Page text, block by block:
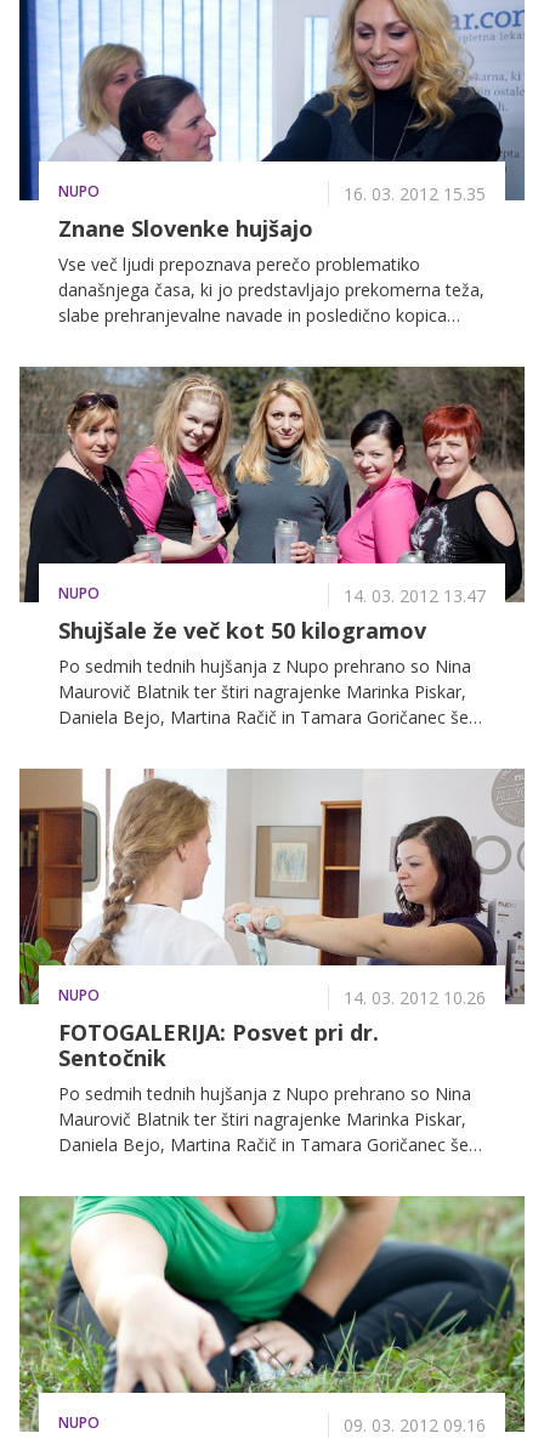
moči. Pred začetkom hujšanja se je najbolje
posvetovati z zdravnikom, ki lahko pomaga stopiti na
pravo pot. Pogovarjali smo se s strokovnjakinjo za
prekomerno težo in debelost dr. Tino Sentočnik,
specialistko interne medicine.
NUPO 16. 03. 2012 15.35
Znane Slovenke hujšajo
Vse več ljudi prepoznava perečo problematiko
današnjega časa, ki jo predstavljajo prekomerna teža,
slabe prehranjevalne navade in posledično kopica
zavedanje o obstoju problema ni dovolj, potrebno je
ukrepati.
NUPO 14. 03. 2012 13.47
Shujšale že več kot 50 kilogramov
Po sedmih tednih hujšanja z Nupo prehrano so Nina
Maurovič Blatnik ter štiri nagrajenke Marinka Piskar,
Daniela Bejo, Martina Račič in Tamara Goričanec še
Tokrat so se odpravile na strokovni posvet k
strokovnjakinji za čezmerno težo in debelost, dr. Tini
Sentočnik, specialistki interne medicine, nato pa se še
sprostile na sprehodu po Mostecu.
NUPO 14. 03. 2012 10.26
FOTOGALERIJA: Posvet pri dr.
Sentočnik
Po sedmih tednih hujšanja z Nupo prehrano so Nina
Maurovič Blatnik ter štiri nagrajenke Marinka Piskar,
Daniela Bejo, Martina Račič in Tamara Goričanec še
Tokrat so se odpravile na strokovni posvet k
strokovnjakinji za prekomerno težo in debelost, dr.
Tini Sentočnik, specialistki interne medicine, nato pa
se še sprostile na sprehodu po Mostecu.
NUPO 09. 03. 2012 09.16